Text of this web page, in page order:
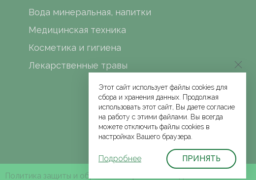
Вода минеральная, напитки
Медицинская техника
Косметика и гигиена
Лекарственные травы
Политика защиты и обработки персональных данных
Этот сайт использует файлы cookies для
сбора и хранения данных. Продолжая
использовать этот сайт, Вы даете согласие
на работу с этими файлами. Вы всегда
можете отключить файлы cookies в
настройках Вашего браузера.
Подробнее ПРИНЯТЬ